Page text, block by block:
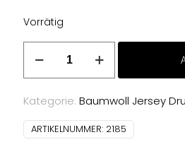
Vorrätig
Druck
-
Libellen
blau
Kategorie: Baumwoll Jersey
ARTIKELNUMMER: 2185